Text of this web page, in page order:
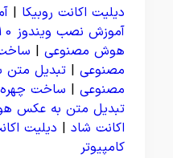
دیلیت اکانت روبیکا |
آموزش نصب ویندوز 10
هوش مصنوعی |
مصنوعی | تبدیل متن
مصنوعی | ساخت
تبدیل متن به عکس
اکانت شاد | دیلیت
کامپیوتر